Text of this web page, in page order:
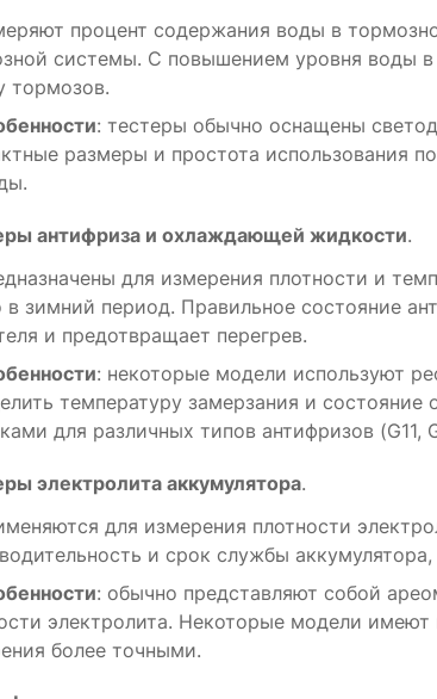
процент содержания воды в
системы. С повышением уровня воды
тормозов.
: тестеры обычно оснащены
размеры и простота использования
антифриза и охлаждающей жидкости.
для измерения плотности и
в зимний период. Правильное состояние
и предотвращает перегрев.
: некоторые модели используют
температуру замерзания и
для различных типов антифризов (G11,
электролита аккумулятора.
для измерения плотности
и срок службы
: обычно представляют собой
электролита. Некоторые модели
более точными.